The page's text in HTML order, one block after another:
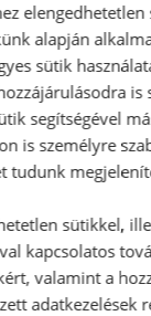
nem érkezett
írása
jelentkezz be!
elengedhetetlen
alapján
sütik
is
segítségével
is személyre
tudunk
sütikkel,
kapcsolatos
valamint a
adatkezelések